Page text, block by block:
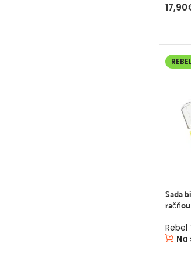
17,90
Sada
Rebel
Na